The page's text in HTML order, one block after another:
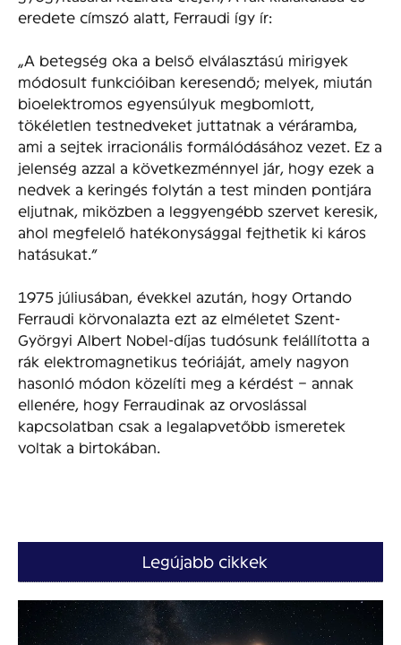
eredete címszó alatt, Ferraudi így ír:
„A betegség oka a belső elválasztású mirigyek
módosult funkcióiban keresendő; melyek, miután
bioelektromos egyensúlyuk megbomlott,
tökéletlen testnedveket juttatnak a véráramba,
ami a sejtek irracionális formálódásához vezet. Ez a
jelenség azzal a következménnyel jár, hogy ezek a
nedvek a keringés folytán a test minden pontjára
eljutnak, miközben a leggyengébb szervet keresik,
ahol megfelelő hatékonysággal fejthetik ki káros
hatásukat.”
1975 júliusában, évekkel azután, hogy Ortando
Ferraudi körvonalazta ezt az elméletet Szent-
Györgyi Albert Nobel-díjas tudósunk felállította a
rák elektromagnetikus teóriáját, amely nagyon
hasonló módon közelíti meg a kérdést – annak
ellenére, hogy Ferraudinak az orvoslással
kapcsolatban csak a legalapvetőbb ismeretek
voltak a birtokában.
Legújabb cikkek